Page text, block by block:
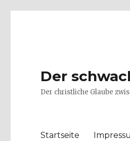
Der
Der christliche Glaube
Startseite